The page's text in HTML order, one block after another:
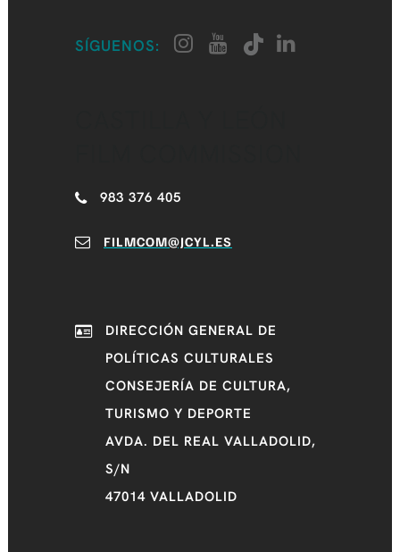
SÍGUENOS:
983 376 405
FILMCOM@JCYL.ES
DIRECCIÓN GENERAL DE
POLÍTICAS CULTURALES
CONSEJERÍA DE CULTURA,
TURISMO Y DEPORTE
AVDA. DEL REAL VALLADOLID,
S/N
47014 VALLADOLID